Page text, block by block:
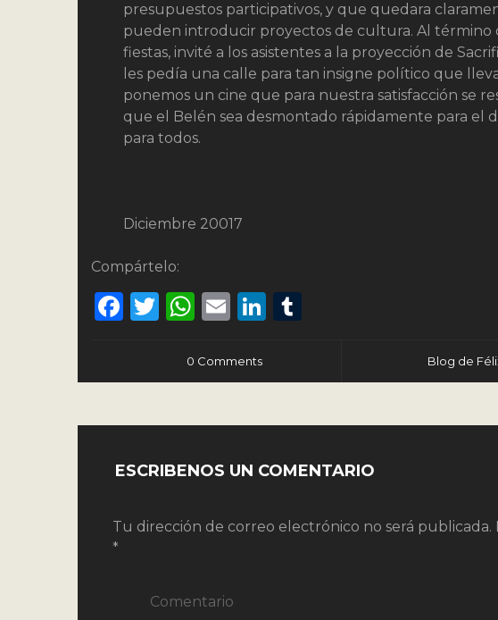
presupuestos participativos, y que quedara
pueden introducir proyectos de cultura. Al término
fiestas, invité a los asistentes a la proyección de
les pedía una calle para tan insigne político que
ponemos un cine que para nuestra satisfacción se
que el Belén sea desmontado rápidamente para el
para todos.
Diciembre 20017
Compártelo:
Facebook
Twitter
WhatsApp
EmailLinkedIn
0 Comments Blog de
ESCRIBENOS UN COMENTARIO
Tu dirección de correo electrónico no será publicada.
*
Comentario